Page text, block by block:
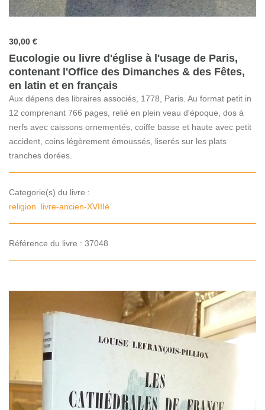
30,00 €
Eucologie ou livre d'église à l'usage de Paris,
contenant l'Office des Dimanches & des Fêtes,
en latin et en français
Aux dépens des libraires associés, 1778, Paris. Au format petit in
12 comprenant 766 pages, relié en plein veau d'époque, dos à
nerfs avec caissons ornementés, coiffe basse et haute avec petit
accident, coins légèrement émoussés, liserés sur les plats
tranches dorées.
Categorie(s) du livre :
religion
livre-ancien-XVIIIè
Référence du livre : 37048